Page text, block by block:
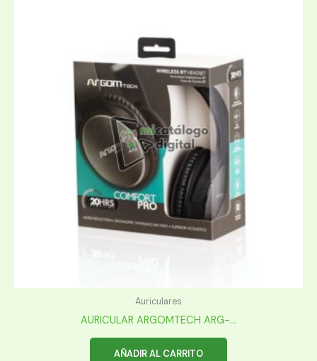
Auriculares
AURICULAR ARGOMTECH ARG-...
AÑADIR AL CARRITO